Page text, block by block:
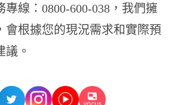
線：0800-600-038，我們擁
會根據您的現況需求和實際預
議。